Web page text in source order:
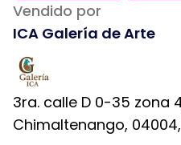
Vendido por
ICA Galería de Arte
3ra. calle D 0-35 zona
Chimaltenango,